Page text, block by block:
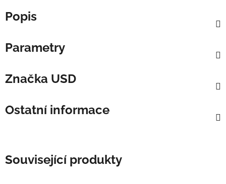
Popis
Parametry
Značka USD
Ostatní informace
Související produkty